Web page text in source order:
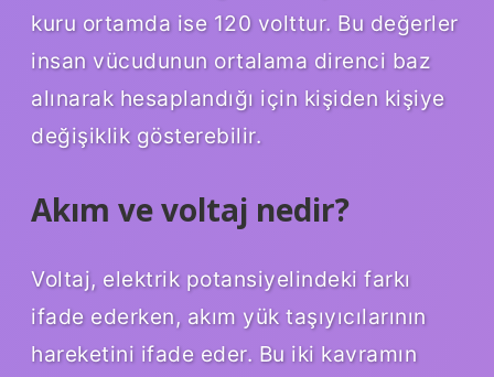
kuru ortamda ise 120 volttur. Bu değerler
insan vücudunun ortalama direnci baz
alınarak hesaplandığı için kişiden kişiye
değişiklik gösterebilir.
Akım ve voltaj nedir?
Voltaj, elektrik potansiyelindeki farkı
ifade ederken, akım yük taşıyıcılarının
hareketini ifade eder. Bu iki kavramın